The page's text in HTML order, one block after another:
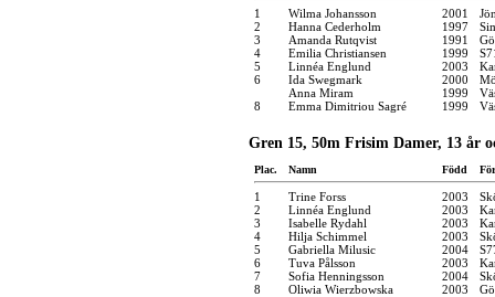
1 Wilma Johansson 2001
2
Hanna Cederholm 1997
3
Amanda Rutqvist 1991
4
Emilia Christiansen 1999
5
Linnéa Englund 2003
6
Ida Swegmark 2000
Anna Miram
1999
8
Emma Dimitriou Sagré 1999
Gren 15, 50m Frisim Damer, 13 år
Plac. Namn Född
1 Trine Forss 2003
2
Linnéa Englund 2003
3
Isabelle Rydahl 2003
4
Hilja Schimmel 2003
5
Gabriella Milusic 2004
6
Tuva Pålsson 2003
7
Sofia Henningsson 2004
8
Oliwia Wierzbowska 2003